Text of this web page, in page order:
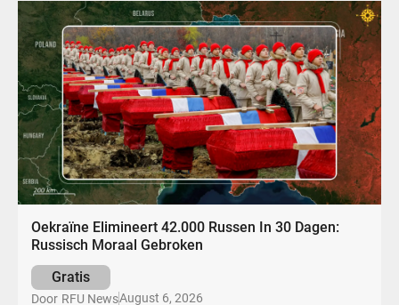
Oekraïne Elimineert 42.000 Russen In 30 Dagen:
Russisch Moraal Gebroken
Gratis
Door RFU NewsAugust 6, 2026